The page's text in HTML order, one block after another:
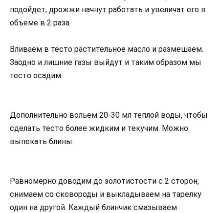
подойдет, дрожжи начнут работать и увеличат его в
объеме в 2 раза.
Вливаем в тесто растительное масло и размешаем.
Заодно и лишние газы выйдут и таким образом мы
тесто осадим.
Дополнительно вольем 20-30 мл теплой воды, чтобы
сделать тесто более жидким и текучим. Можно
выпекать блины.
Равномерно доводим до золотистости с 2 сторон,
снимаем со сковороды и выкладываем на тарелку
один на другой. Каждый блинчик смазываем